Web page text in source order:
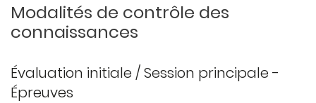
Modalités de contrôle des
connaissances
Évaluation initiale / Session principale -
Épreuves